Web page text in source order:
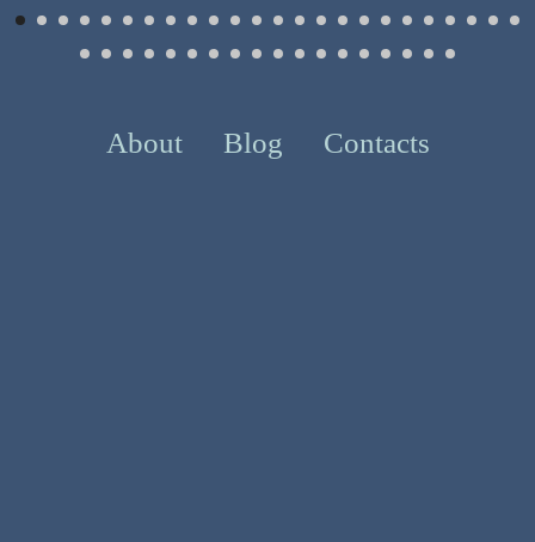
About Blog Contacts